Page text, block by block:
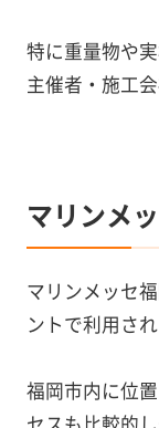
特に重量物や
主催者・施工
マリンメ
マリンメッセ
ントで利用さ
福岡市内に位